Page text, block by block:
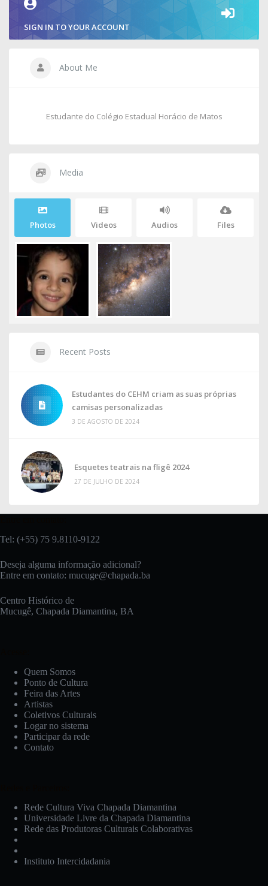
SIGN IN TO YOUR ACCOUNT
About Me
Estudante do Colégio Estadual Horácio de Matos
Media
Photos Videos Audios Files
Recent Posts
Estudantes do CEHM criam as suas próprias
camisas personalizadas
3 DE AGOSTO DE 2024
Esquetes teatrais na fligê 2024
27 DE JULHO DE 2024
Tel: (+55) 75 9.8110-9122
Deseja alguma informação adicional?
Entre em contato: mucuge@chapada.ba
Centro Histórico de
Mucugê, Chapada Diamantina, BA
Quem Somos
Ponto de Cultura
Feira das Artes
Artistas
Coletivos Culturais
Logar no sistema
Participar da rede
Contato
Rede Cultura Viva Chapada Diamantina
Universidade Livre da Chapada Diamantina
Rede das Produtoras Culturais Colaborativas
Instituto Intercidadania